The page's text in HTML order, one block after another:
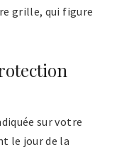
grille, qui figure
sur votre
le jour de la